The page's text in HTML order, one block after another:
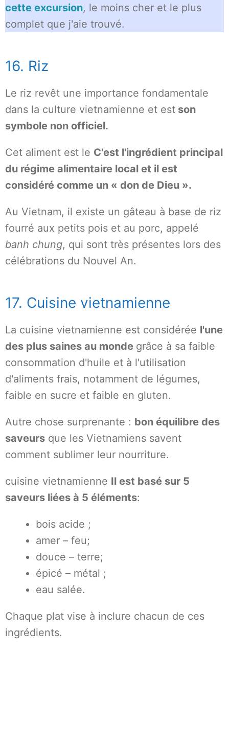
cette excursion, le moins cher et le plus
complet que j'aie trouvé.
16. Riz
Le riz revêt une importance fondamentale
dans la culture vietnamienne et est son
symbole non officiel.
Cet aliment est le C'est l'ingrédient principal
du régime alimentaire local et il est
considéré comme un « don de Dieu ».
Au Vietnam, il existe un gâteau à base de riz
fourré aux petits pois et au porc, appelé
banh chung, qui sont très présentes lors des
célébrations du Nouvel An.
17. Cuisine vietnamienne
La cuisine vietnamienne est considérée l'une
des plus saines au monde grâce à sa faible
consommation d'huile et à l'utilisation
d'aliments frais, notamment de légumes,
faible en sucre et faible en gluten.
Autre chose surprenante : bon équilibre des
saveurs que les Vietnamiens savent
comment sublimer leur nourriture.
cuisine vietnamienne Il est basé sur 5
saveurs liées à 5 éléments:
bois acide ;
amer – feu;
douce – terre;
épicé – métal ;
eau salée.
Chaque plat vise à inclure chacun de ces
ingrédients.